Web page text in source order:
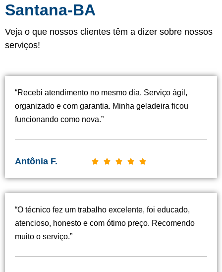
Santana-BA
Veja o que nossos clientes têm a dizer sobre nossos
serviços!
“Recebi atendimento no mesmo dia. Serviço ágil,
organizado e com garantia. Minha geladeira ficou
funcionando como nova.”
Antônia F.     C
s
i
“O técnico fez um trabalho excelente, foi educado,
atencioso, honesto e com ótimo preço. Recomendo
muito o serviço.”